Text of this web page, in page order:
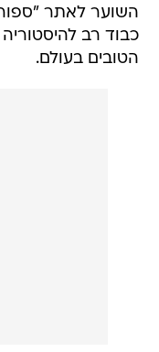
השוער לאתר
כבוד רב
הטובים בעולם.